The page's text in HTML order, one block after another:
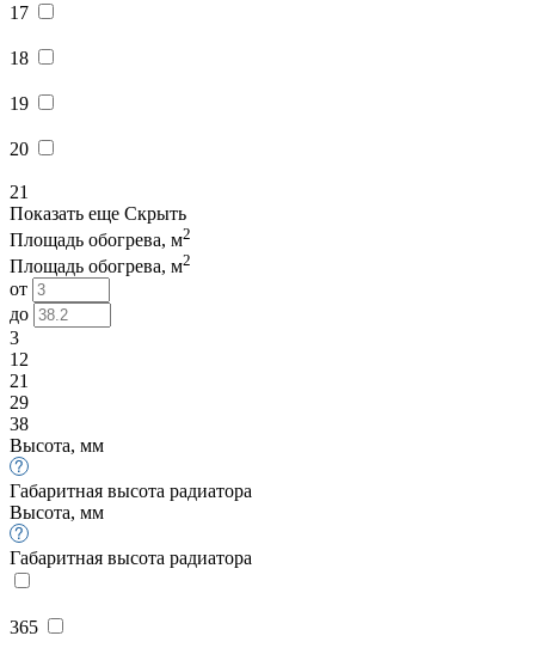
17
18
19
20
21
Показать еще Скрыть
Площадь обогрева, м2
Площадь обогрева, м2
от
до
3
12
21
29
38
Высота, мм
Габаритная высота радиатора
Высота, мм
Габаритная высота радиатора
365